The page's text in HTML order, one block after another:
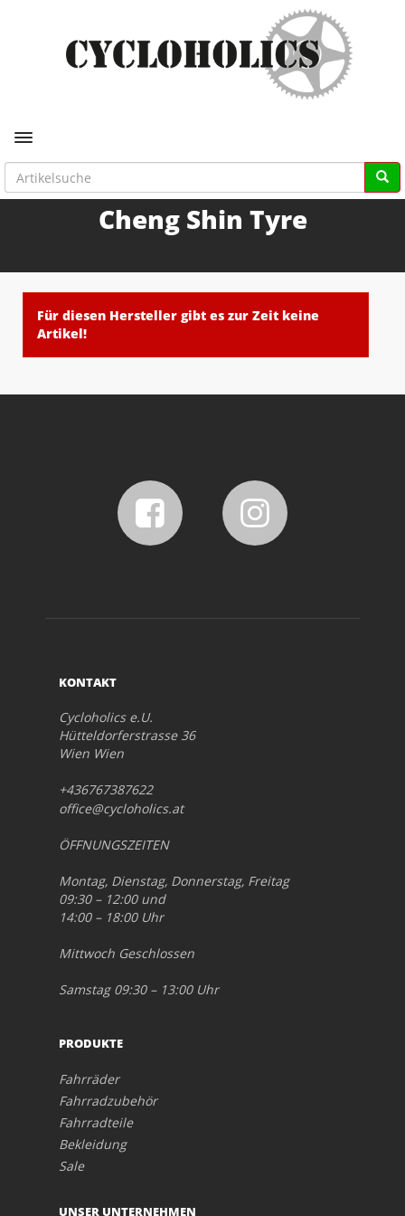
Toggle navigation
Cheng Shin Tyre
Für diesen Hersteller gibt es zur Zeit keine
Artikel!
KONTAKT
Cycloholics e.U.
Hütteldorferstrasse 36
Wien Wien
+436767387622
office@cycloholics.at
ÖFFNUNGSZEITEN
Montag, Dienstag, Donnerstag, Freitag
09:30 – 12:00 und
14:00 – 18:00 Uhr
Mittwoch Geschlossen
Samstag 09:30 – 13:00 Uhr
PRODUKTE
Fahrräder
Fahrradzubehör
Fahrradteile
Bekleidung
Sale
UNSER UNTERNEHMEN